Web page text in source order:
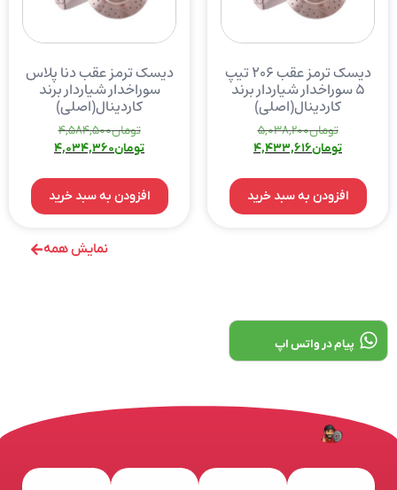
نمایش همه
دیسک ترمز عقب ۲۰۶ تیپ
۵ سوراخدار شیاردار برند
کاردینال(اصلی)
تومان5,038,200
تومان4,433,616
افزودن به سبد خرید
دیسک ترمز عقب دنا پلاس
سوراخدار شیاردار برند
کاردینال(اصلی)
تومان4,584,500
تومان4,034,360
افزودن به سبد خرید
پیام در واتس اپ